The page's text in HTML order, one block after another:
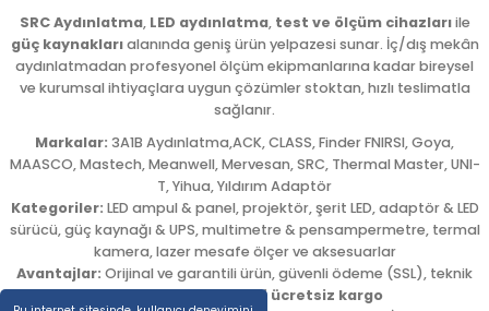
SRC Aydınlatma, LED aydınlatma, test ve ölçüm cihazlarıile
güç kaynaklarıalanında geniş ürün yelpazesi sunar. İç/dış mekân
aydınlatmadan profesyonel ölçüm ekipmanlarına kadar bireysel
ve kurumsal ihtiyaçlara uygun çözümler stoktan, hızlı teslimatla
sağlanır.
Markalar: 3A1B Aydınlatma,ACK, CLASS, Finder FNIRSI, Goya,
MAASCO, Mastech, Meanwell, Mervesan, SRC, Thermal Master, UNI-
T, Yihua, Yıldırım Adaptör
Kategoriler: LED ampul & panel, projektör, şerit LED, adaptör & LED
sürücü, güç kaynağı & UPS, multimetre & pensampermetre, termal
kamera, lazer mesafe ölçer ve aksesuarlar
Avantajlar: Orijinal ve garantili ürün, güvenli ödeme (SSL), teknik
destek,5.000 TL üzeri ücretsiz kargo